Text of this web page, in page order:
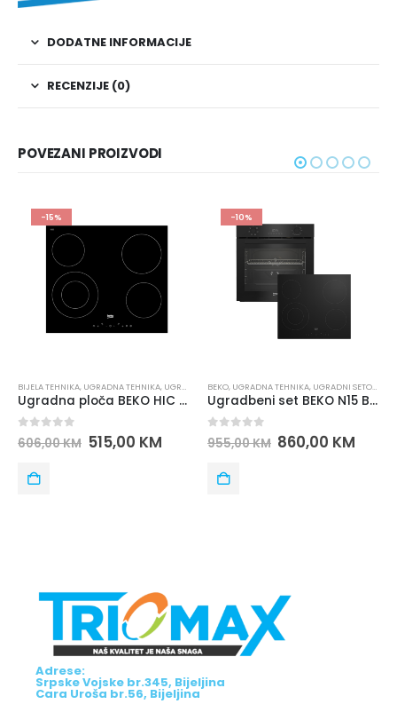
DODATNE INFORMACIJE
RECENZIJE (0)
POVEZANI PROIZVODI
-10%
BEKO,UGRADNA TEHNIKA,UGRADNI SETOVI
Ugradbeni set BEKO N15 BBSE 17321 B
0 out of 5
955,00KM 860,00KM
-10%
GORENJE,UGRADNA TEHNIKA,UGRADNE PLOČE
Ugradna ploča GORENJE ECT 641 BX
0 out of 5
532,00KM 479,00 KM
Adrese:
Srpske Vojske br.345, Bijeljina
Cara Uroša br.56, Bijeljina